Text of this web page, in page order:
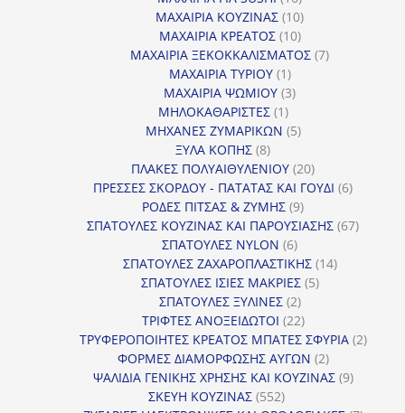
προϊόντα
ΜΑΧΑΙΡΙΑ ΚΟΥΖΙΝΑΣ 1010
προϊόντα
ΜΑΧΑΙΡΙΑ ΚΡΕΑΤΟΣ 1010
προϊόντα
ΜΑΧΑΙΡΙΑ ΞΕΚΟΚΚΑΛΙΣΜΑΤΟΣ 77
ΜΑΧΑΙΡΙΑ ΤΥΡΙΟΥ 11
προϊόν
ΜΑΧΑΙΡΙΑ ΨΩΜΙΟΥ 33
ΜΗΛΟΚΑΘΑΡΙΣΤΕΣ 11
προϊόν
ΜΗΧΑΝΕΣ ΖΥΜΑΡΙΚΩΝ 55
ΞΥΛΑ ΚΟΠΗΣ 88
προϊόντα
ΠΛΑΚΕΣ ΠΟΛΥΑΙΘΥΛΕΝΙΟΥ 2020
προϊόντα
ΠΡΕΣΣΕΣ ΣΚΟΡΔΟΥ - ΠΑΤΑΤΑΣ ΚΑΙ ΓΟΥΔΙ 66
ΡΟΔΕΣ ΠΙΤΣΑΣ & ΖΥΜΗΣ 99
προϊόντα
ΣΠΑΤΟΥΛΕΣ ΚΟΥΖΙΝΑΣ ΚΑΙ ΠΑΡΟΥΣΙΑΣΗΣ 6767
ΣΠΑΤΟΥΛΕΣ NYLON 66
προϊόντα
ΣΠΑΤΟΥΛΕΣ ΖΑΧΑΡΟΠΛΑΣΤΙΚΗΣ 1414
ΣΠΑΤΟΥΛΕΣ ΙΣΙΕΣ ΜΑΚΡΙΕΣ 55
ΣΠΑΤΟΥΛΕΣ ΞΥΛΙΝΕΣ 22
προϊόντα
ΤΡΙΦΤΕΣ ΑΝΟΞΕΙΔΩΤΟΙ 2222
προϊόντα
ΤΡΥΦΕΡΟΠΟΙΗΤΕΣ ΚΡΕΑΤΟΣ ΜΠΑΤΕΣ ΣΦΥΡΙΑ 22
ΦΟΡΜΕΣ ΔΙΑΜΟΡΦΩΣΗΣ ΑΥΓΩΝ 22
προϊόντα
ΨΑΛΙΔΙΑ ΓΕΝΙΚΗΣ ΧΡΗΣΗΣ ΚΑΙ ΚΟΥΖΙΝΑΣ 99
ΣΚΕΥΗ ΚΟΥΖΙΝΑΣ 552552